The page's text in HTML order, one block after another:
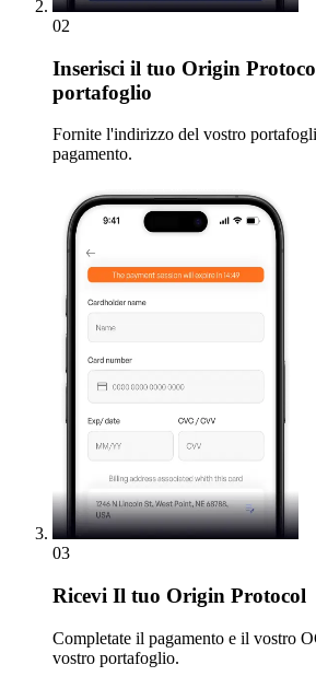
02
Inserisci il tuo Origin
portafoglio
Fornite l'indirizzo del vostro
pagamento.
03
Ricevi Il tuo Origin Protocol
Completate il pagamento e il vostro
vostro portafoglio.